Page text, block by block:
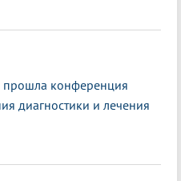
конференция
диагностики и лечения